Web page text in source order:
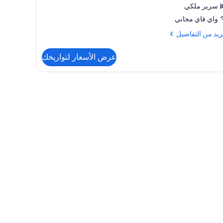
سرير ملكي
واي فاي مجاني
من التفاصيل
عرض الأسعار لتواريخك